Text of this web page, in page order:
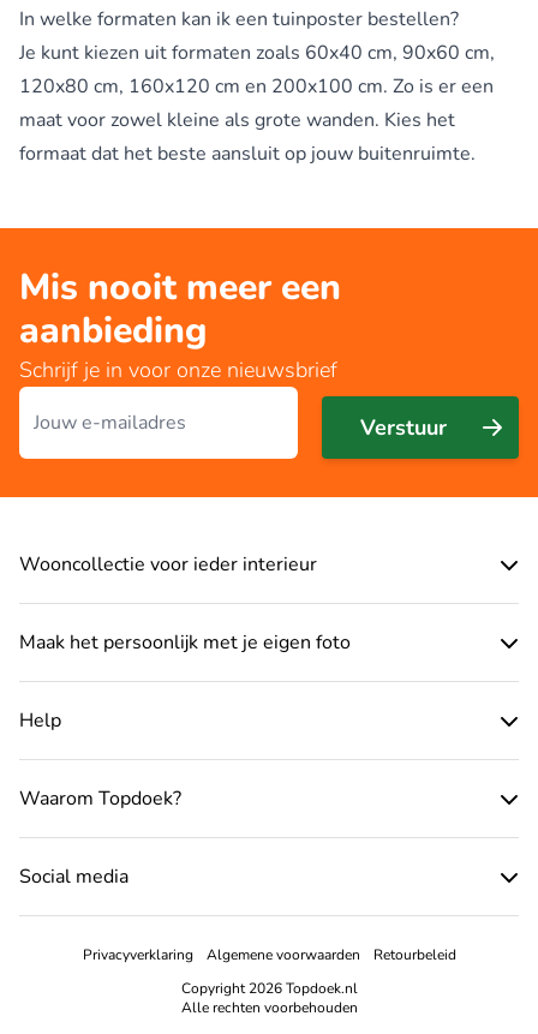
In welke formaten kan ik een tuinposter bestellen?
Je kunt kiezen uit formaten zoals 60x40 cm, 90x60 cm,
120x80 cm, 160x120 cm en 200x100 cm. Zo is er een
maat voor zowel kleine als grote wanden. Kies het
formaat dat het beste aansluit op jouw buitenruimte.
Mis nooit meer een
aanbieding
Schrijf je in voor onze nieuwsbrief
E-mailadres
Verstuur
Wooncollectie voor ieder interieur
Maak het persoonlijk met je eigen foto
Help
Waarom Topdoek?
Social media
Privacyverklaring Algemene voorwaarden
Retourbeleid
Copyright 2026 Topdoek.nl
Alle rechten voorbehouden